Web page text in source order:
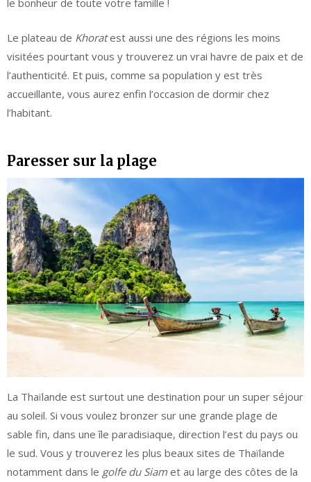
le bonheur de toute votre famille !
Le plateau de Khoratest aussi une des régions les moins
visitées pourtant vous y trouverez un vrai havre de paix et de
l’authenticité. Et puis, comme sa population y est très
accueillante, vous aurez enfin l’occasion de dormir chez
l’habitant.
Paresser sur la plage
La Thaïlande est surtout une destination pour un super séjour
au soleil. Si vous voulez bronzer sur une grande plage de
sable fin, dans une île paradisiaque, direction l’est du pays ou
le sud. Vous y trouverez les plus beaux sites de Thaïlande
notamment dans le golfe du Siam et au large des côtes de la